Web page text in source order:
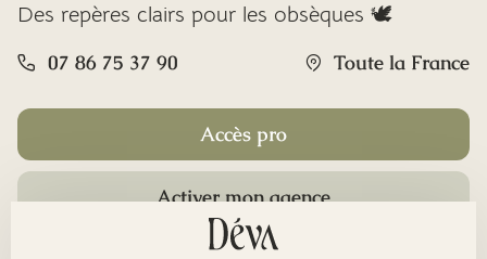
Des repères clairs pour les obsèques 🕊️
07 86 75 37 90 Toute la France
Accès pro
Activer mon agence